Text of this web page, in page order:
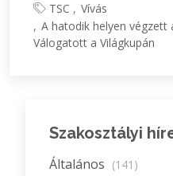
TSC
Vívás
A hatodik helyen végzett
Válogatott a Világkupán
Szakosztályi
Általános (141)